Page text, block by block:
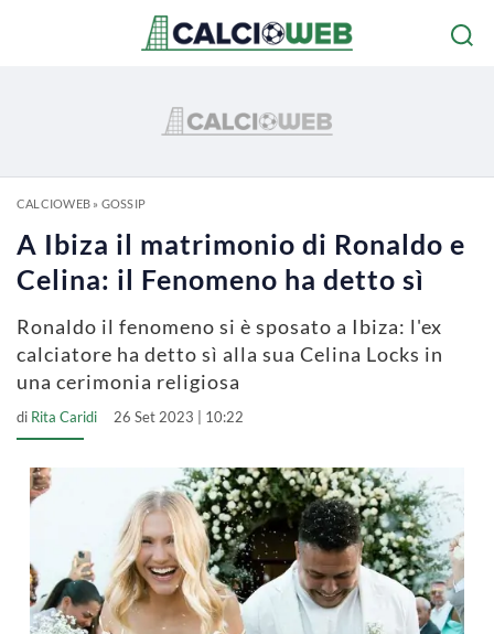
CALCIOWEB» GOSSIP
A Ibiza il matrimonio di Ronaldo e
Celina: il Fenomeno ha detto sì
Ronaldo il fenomeno si è sposato a Ibiza: l'ex
calciatore ha detto sì alla sua Celina Locks in
una cerimonia religiosa
di Rita Caridi 26 Set 2023 | 10:22